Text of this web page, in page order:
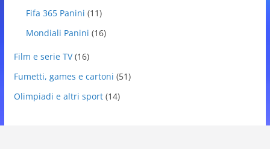
Fifa 365 Panini (11)
Mondiali Panini (16)
Film e serie TV(16)
Fumetti, games e cartoni (51)
Olimpiadi e altri sport(14)